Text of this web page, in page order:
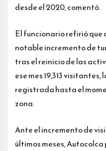
desde el 2020, comentó.
El funcionario refirió que
notable incremento de
tras el reinicio de las
ese mes 19,313
registrada hasta el
zona.
Ante el incremento de
últimos meses,